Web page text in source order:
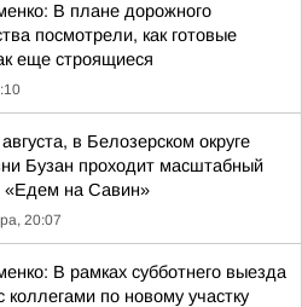
В плане дорожного
посмотрели, как готовые
еще строящиеся
в Белозерском округе
Бузан проходит масштабный
«Едем на Савин»
20:07
В рамках субботнего выезда
коллегами по новому участку